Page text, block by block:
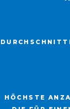
HÖCHSTE